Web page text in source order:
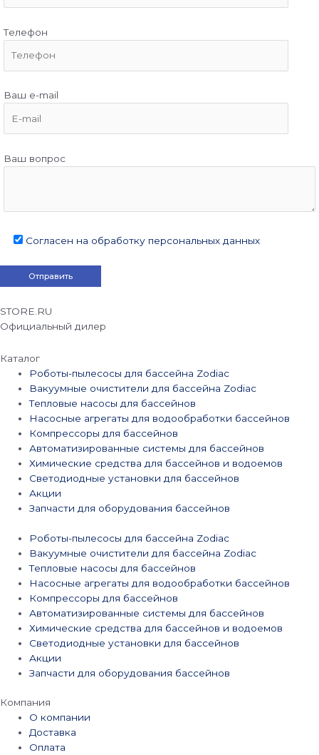
Телефон
Ваш e-mail
Ваш вопрос
Согласен на обработку персональных данных
STORE.RU
Официальный дилер
Каталог
Роботы-пылесосы для бассейна Zodiac
Вакуумные очистители для бассейна Zodiac
Тепловые насосы для бассейнов
Насосные агрегаты для водообработки бассейнов
Компрессоры для бассейнов
Автоматизированные системы для бассейнов
Химические средства для бассейнов и водоемов
Светодиодные установки для бассейнов
Акции
Запчасти для оборудования бассейнов
Роботы-пылесосы для бассейна Zodiac
Вакуумные очистители для бассейна Zodiac
Тепловые насосы для бассейнов
Насосные агрегаты для водообработки бассейнов
Компрессоры для бассейнов
Автоматизированные системы для бассейнов
Химические средства для бассейнов и водоемов
Светодиодные установки для бассейнов
Акции
Запчасти для оборудования бассейнов
Компания
О компании
Доставка
Оплата